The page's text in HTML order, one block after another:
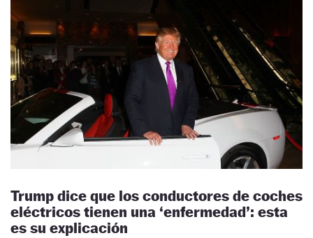
Trump dice que los conductores de coches
eléctricos tienen una ‘enfermedad’: esta
es su explicación